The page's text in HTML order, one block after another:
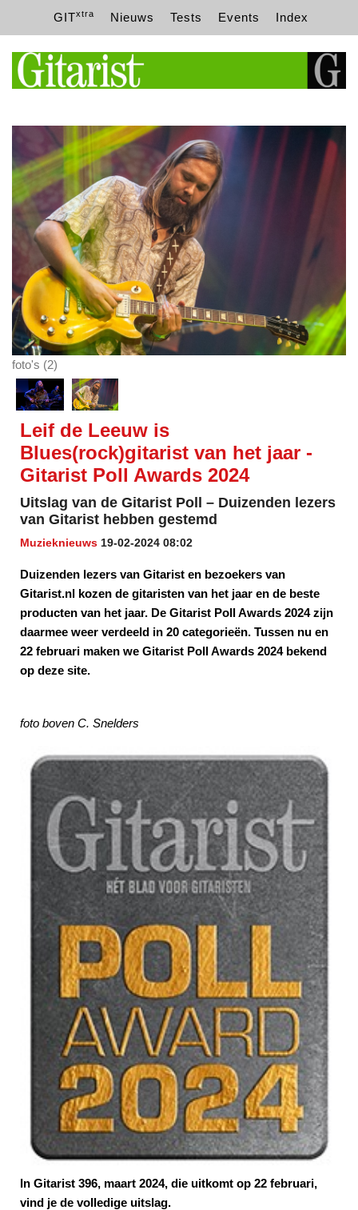
GITxtra Nieuws Tests Events Index
foto's (2)
Leif de Leeuw is
Blues(rock)gitarist van het jaar -
Gitarist Poll Awards 2024
Uitslag van de Gitarist Poll – Duizenden lezers
van Gitarist hebben gestemd
Muzieknieuws 19-02-2024 08:02
Duizenden lezers van Gitarist en bezoekers van
Gitarist.nl kozen de gitaristen van het jaar en de beste
producten van het jaar. De Gitarist Poll Awards 2024 zijn
daarmee weer verdeeld in 20 categorieën. Tussen nu en
22 februari maken we Gitarist Poll Awards 2024 bekend
op deze site.
foto boven C. Snelders
In Gitarist 396, maart 2024, die uitkomt op 22 februari,
vind je de volledige uitslag.